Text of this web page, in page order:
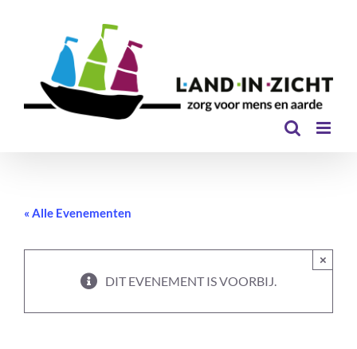
« Alle Evenementen
DIT EVENEMENT IS VOORBIJ.
×